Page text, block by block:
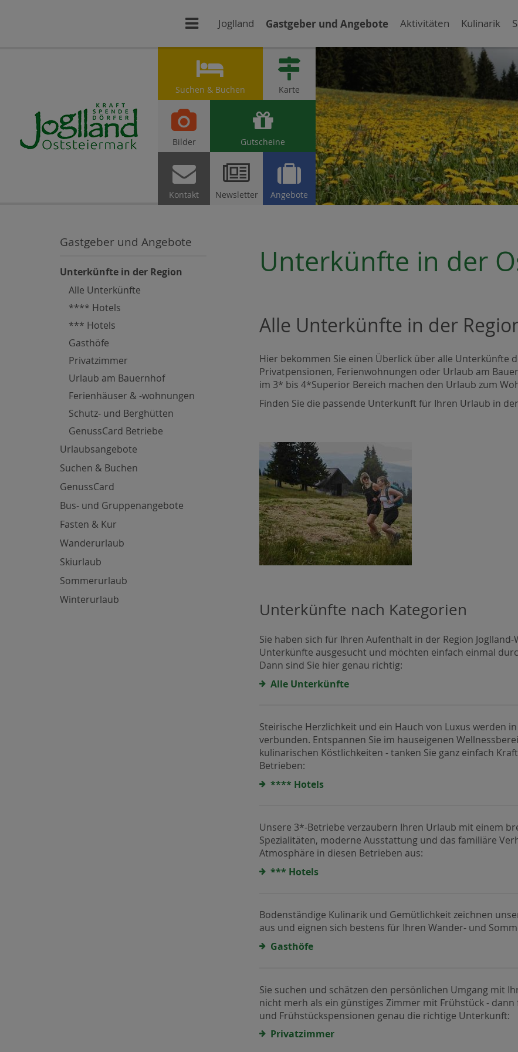

Suchen & Buchen

Karte

Bilder

Gutscheine

Kontakt

Newsletter

Angebote
Gastgeber und Angebote
Unterkünfte in der Region
Alle Unterkünfte
**** Hotels
*** Hotels
Gasthöfe
Privatzimmer
Urlaub am Bauernhof
Ferienhäuser & -wohnungen
Schutz- und Berghütten
GenussCard Betriebe
Urlaubsangebote
Suchen & Buchen
GenussCard
Bus- und Gruppenangebote
Fasten & Kur
Wanderurlaub
Skiurlaub
Sommerurlaub
Winterurlaub
Unterkünfte in der
Alle Unterkünfte in der
Hier bekommen Sie einen Überlick über alle Unterkünfte
Privatpensionen, Ferienwohnungen oder Urlaub am
im 3* bis 4*Superior Bereich machen den Urlaub zum
Finden Sie die passende Unterkunft für Ihren Urlaub in
Unterkünfte nach Kategorien
Sie haben sich für Ihren Aufenthalt in der Region
Unterkünfte ausgesucht und möchten einfach einmal
Dann sind Sie hier genau richtig:
Alle Unterkünfte
Steirische Herzlichkeit und ein Hauch von Luxus werden
verbunden. Entspannen Sie im hauseigenen
kulinarischen Köstlichkeiten - tanken Sie ganz einfach
Betrieben:
**** Hotels
Unsere 3*-Betriebe verzaubern Ihren Urlaub mit einem
Spezialitäten, moderne Ausstattung und das familiäre
Atmosphäre in diesen Betrieben aus:
*** Hotels
Bodenständige Kulinarik und Gemütlichkeit zeichnen
aus und eignen sich bestens für Ihren Wander- und
Gasthöfe
Sie suchen und schätzen den persönlichen Umgang mit
nicht merh als ein günstiges Zimmer mit Frühstück -
und Frühstückspensionen genau die richtige Unterkunft:
Privatzimmer
 Joglland Gastgeber und Angebote Aktivitäten Kulinarik